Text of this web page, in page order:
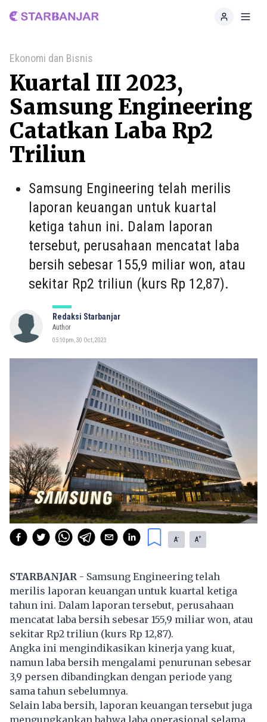
Home
Ekonomi dan Bisnis
Kuartal III 2023,
Samsung Engineering
Catatkan Laba Rp2
Triliun
Samsung Engineering telah merilis
laporan keuangan untuk kuartal
ketiga tahun ini. Dalam laporan
tersebut, perusahaan mencatat laba
bersih sebesar 155,9 miliar won, atau
sekitar Rp2 triliun (kurs Rp 12,87).
Redaksi Starbanjar
Author
05:10pm, 30 Oct, 2023
A- A+
STARBANJAR - Samsung Engineering telah
merilis laporan keuangan untuk kuartal ketiga
tahun ini. Dalam laporan tersebut, perusahaan
mencatat laba bersih sebesar 155,9 miliar won, atau
sekitar Rp2 triliun (kurs Rp 12,87).
Angka ini mengindikasikan kinerja yang kuat,
namun laba bersih mengalami penurunan sebesar
3,9 persen dibandingkan dengan periode yang
sama tahun sebelumnya.
Selain laba bersih, laporan keuangan tersebut juga